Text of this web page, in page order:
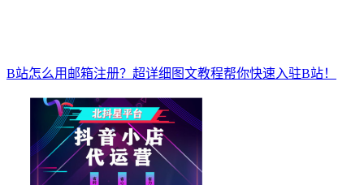
B站怎么用邮箱注册？超详细图文教程帮你快速入驻B站！